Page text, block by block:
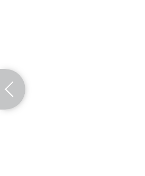
Dve velike prilike propustili su
zasigurno najbolju je imao
U nastavku meča Crvena
isplatilo pošto je Marko